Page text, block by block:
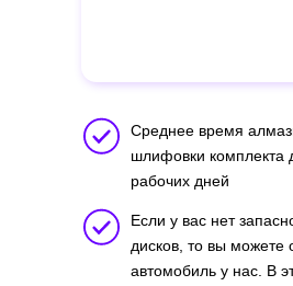
Среднее время
шлифовки комплекта
рабочих дней
Если у вас нет
дисков, то вы можете
автомобиль у нас. В